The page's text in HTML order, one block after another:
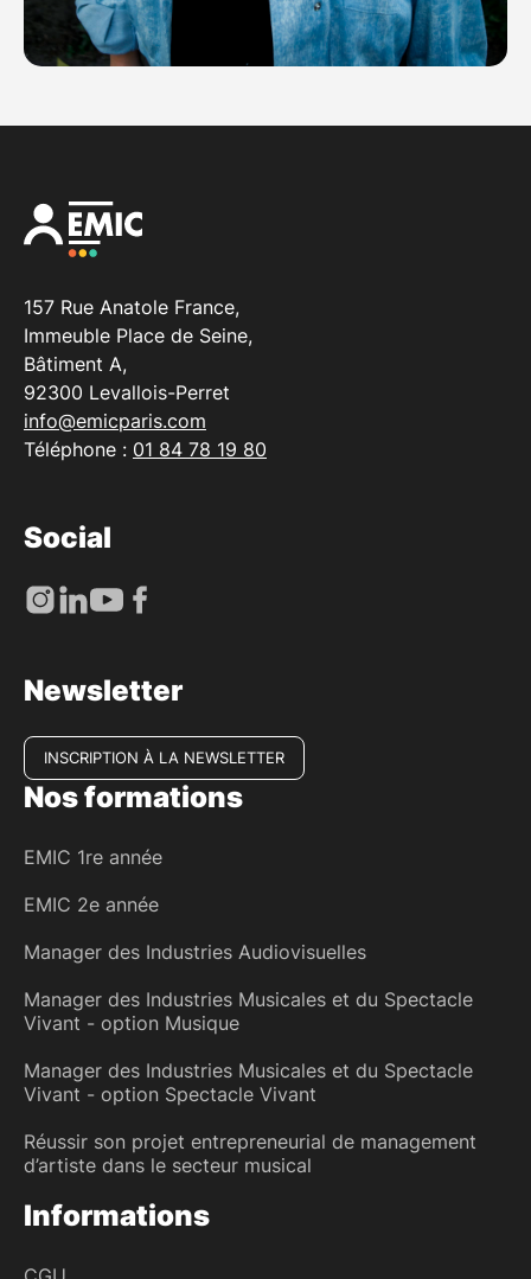
157 Rue Anatole France,
Immeuble Place de Seine,
Bâtiment A,
92300 Levallois-Perret
info@emicparis.com
Téléphone : 01 84 78 19 80
Social
Newsletter
INSCRIPTION À LA NEWSLETTER
Nos formations
EMIC 1re année
EMIC 2e année
Manager des Industries Audiovisuelles
Manager des Industries Musicales et du Spectacle
Vivant - option Musique
Manager des Industries Musicales et du Spectacle
Vivant - option Spectacle Vivant
Réussir son projet entrepreneurial de management
d’artiste dans le secteur musical
Informations